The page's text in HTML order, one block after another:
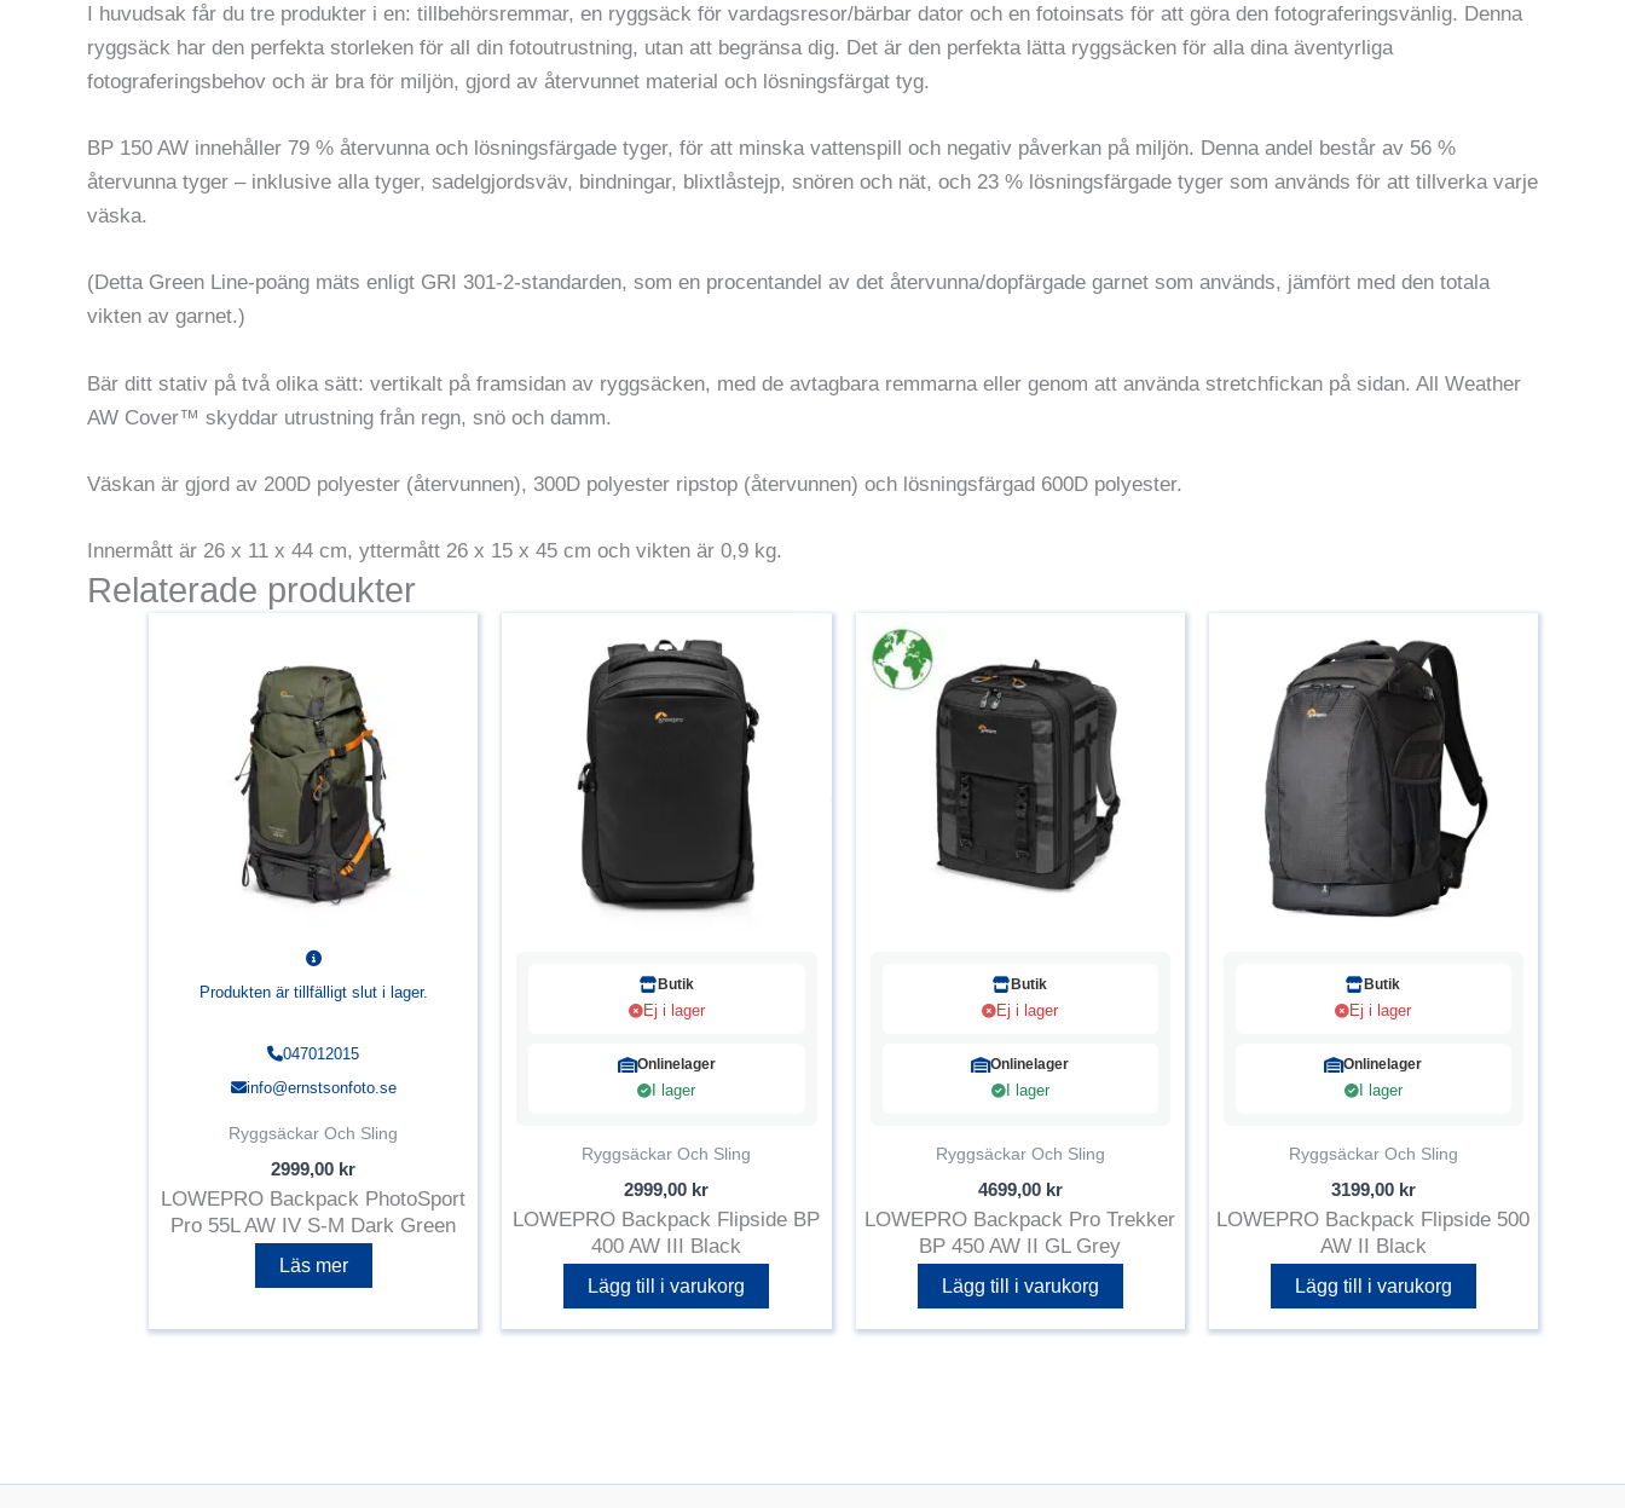
I huvudsak får du tre produkter i en: tillbehörsremmar, en ryggsäck för vardagsresor/bärbar dator och en fotoinsats för att göra den fotograferingsvänlig. Denna
ryggsäck har den perfekta storleken för all din fotoutrustning, utan att begränsa dig. Det är den perfekta lätta ryggsäcken för alla dina äventyrliga
fotograferingsbehov och är bra för miljön, gjord av återvunnet material och lösningsfärgat tyg.
BP 150 AW innehåller 79 % återvunna och lösningsfärgade tyger, för att minska vattenspill och negativ påverkan på miljön. Denna andel består av 56 %
återvunna tyger – inklusive alla tyger, sadelgjordsväv, bindningar, blixtlåstejp, snören och nät, och 23 % lösningsfärgade tyger som används för att tillverka varje
väska.
(Detta Green Line-poäng mäts enligt GRI 301-2-standarden, som en procentandel av det återvunna/dopfärgade garnet som används, jämfört med den totala
vikten av garnet.)
Bär ditt stativ på två olika sätt: vertikalt på framsidan av ryggsäcken, med de avtagbara remmarna eller genom att använda stretchfickan på sidan. All Weather
AW Cover™ skyddar utrustning från regn, snö och damm.
Väskan är gjord av 200D polyester (återvunnen), 300D polyester ripstop (återvunnen) och lösningsfärgad 600D polyester.
Innermått är 26 x 11 x 44 cm, yttermått 26 x 15 x 45 cm och vikten är 0,9 kg.
Relaterade produkter
Produkten är tillfälligt slut i lager.
047012015
info@ernstsonfoto.se
Ryggsäckar Och Sling
2999,00 kr
LOWEPRO Backpack PhotoSport
Pro 55L AW IV S-M Dark Green
Läs mer
Butik
Ej i lager
Onlinelager
I lager
Ryggsäckar Och Sling
2999,00 kr
LOWEPRO Backpack Flipside BP
400 AW III Black
Lägg till i varukorg
Butik
Ej i lager
Onlinelager
I lager
Ryggsäckar Och Sling
4699,00 kr
LOWEPRO Backpack Pro Trekker
BP 450 AW II GL Grey
Lägg till i varukorg
Butik
Ej i lager
Onlinelager
I lager
Ryggsäckar Och Sling
3199,00 kr
LOWEPRO Backpack Flipside 500
AW II Black
Lägg till i varukorg